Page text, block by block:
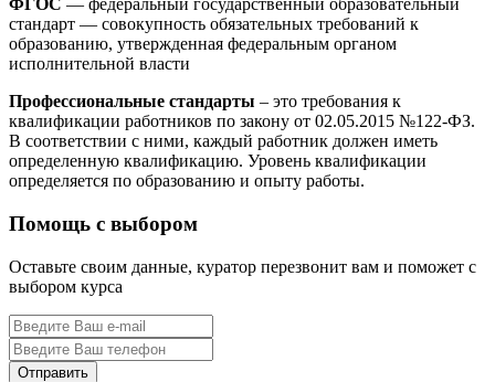
ФГОС — федеральный государственный образовательный
стандарт — совокупность обязательных требований к
образованию, утвержденная федеральным органом
исполнительной власти
Профессиональные стандарты – это требования к
квалификации работников по закону от 02.05.2015 №122-ФЗ.
В соответствии с ними, каждый работник должен иметь
определенную квалификацию. Уровень квалификации
определяется по образованию и опыту работы.
Помощь с выбором
Оставьте своим данные, куратор перезвонит вам и поможет с
выбором курса